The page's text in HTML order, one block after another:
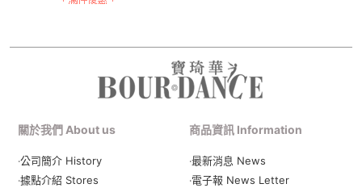
關於我們 About us
‧公司簡介 History
‧據點介紹 Stores
商品資訊 Information
‧最新消息 News
‧電子報 News Letter